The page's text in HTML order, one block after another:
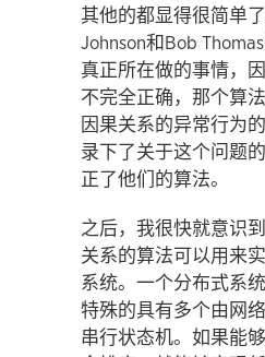
其他的都显得很简单
Johnson和Bob
真正所在做的事情，
不完全正确，那个算
因果关系的异常行为
录下了关于这个问题
正了他们的算法。
之后，我很快就意识
关系的算法可以用来
系统。一个分布式系
特殊的具有多个由网
串行状态机。如果能